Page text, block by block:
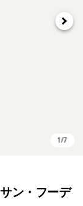
次へ
ン・フーデ